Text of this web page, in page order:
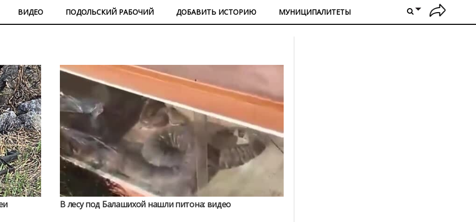
ВИДЕО ПОДОЛЬСКИЙ РАБОЧИЙ ДОБАВИТЬ ИСТОРИЮ МУНИЦИПАЛИТЕТЫ
В лесу под Балашихой нашли питона: видео